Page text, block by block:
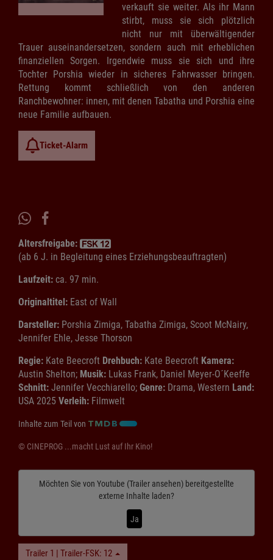
verkauft sie weiter. Als ihr Mann
stirbt, muss sie sich plötzlich
nicht nur mit überwältigender
Trauer auseinandersetzen, sondern auch mit erheblichen
finanziellen Sorgen. Irgendwie muss sie sich und ihre
Tochter Porshia wieder in sicheres Fahrwasser bringen.
Rettung kommt schließlich von den anderen
Ranchbewohner: innen, mit denen Tabatha und Porshia eine
neue Familie aufbauen.
Ticket-Alarm
Altersfreigabe:
(ab 6 J. in Begleitung eines Erziehungsbeauftragten)
Laufzeit: ca. 97 min.
Originaltitel: East of Wall
Darsteller: Porshia Zimiga, Tabatha Zimiga, Scoot McNairy,
Jennifer Ehle, Jesse Thorson
Regie: Kate Beecroft Drehbuch: Kate Beecroft Kamera:
Austin Shelton; Musik: Lukas Frank, Daniel Meyer-O´Keeffe
Schnitt: Jennifer Vecchiarello; Genre: Drama, Western Land:
USA 2025 Verleih: Filmwelt
Inhalte zum Teil von
© CINEPROG ...macht Lust auf Ihr Kino!
Möchten Sie von Youtube (Trailer ansehen) bereitgestellte
externe Inhalte laden?
Ja
Trailer 1 | Trailer-FSK: 12